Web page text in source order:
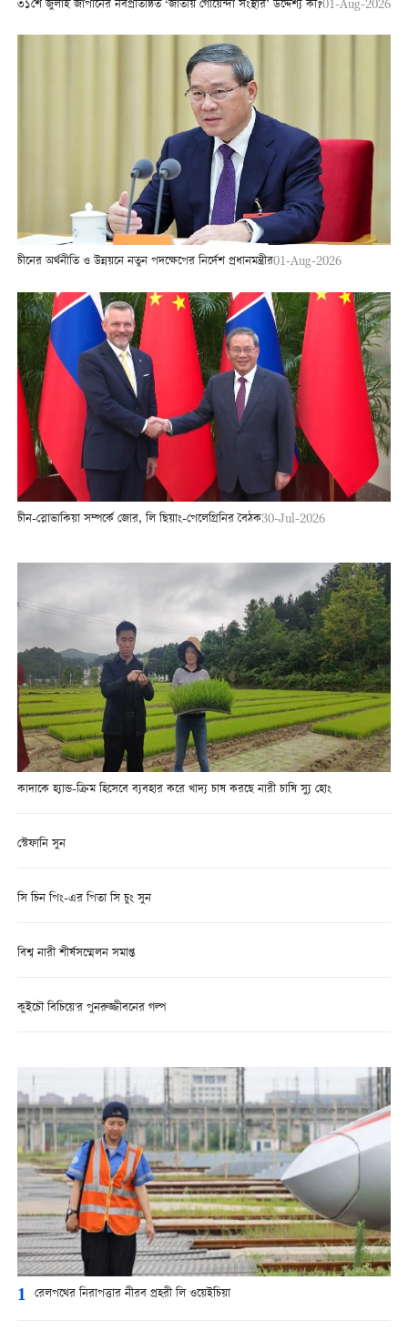
৩১শে জুলাই জাপানের নবপ্রতিষ্ঠিত ‘জাতীয় গোয়েন্দা সংস্থার’ উদ্দেশ্য কী?01-Aug-2026
চীনের অর্থনীতি ও উন্নয়নে নতুন পদক্ষেপের নির্দেশ প্রধানমন্ত্রীর01-Aug-2026
চীন-স্লোভাকিয়া সম্পর্কে জোর, লি ছিয়াং-পেলেগ্রিনির বৈঠক30-Jul-2026
কাদাকে হ্যান্ড-ক্রিম হিসেবে ব্যবহার করে খাদ্য চাষ করছে নারী চাষি স্যু হোং
স্টেফানি সুন
সি চিন পিং-এর পিতা সি চুং সুন
বিশ্ব নারী শীর্ষসম্মেলন সমাপ্ত
কুইচৌ বিচিয়ে'র পুনরুজ্জীবনের গল্প
1 রেলপথের নিরাপত্তার নীরব প্রহরী লি ওয়েইচিয়া